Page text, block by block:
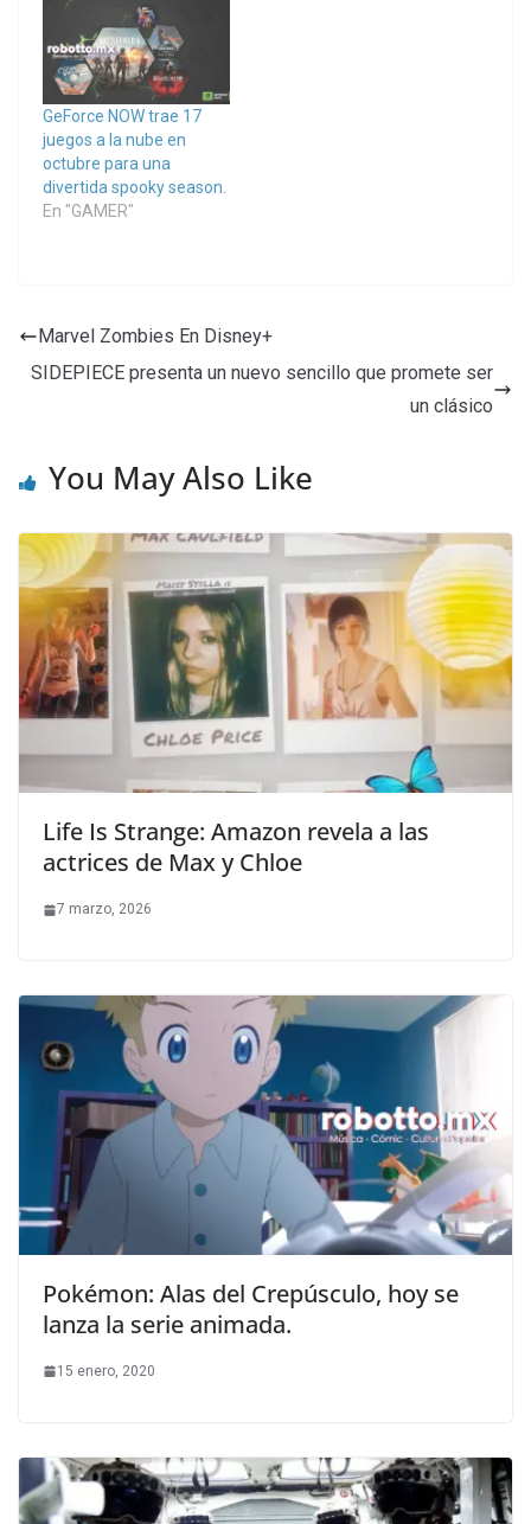
GeForce NOW trae 17
juegos a la nube en
octubre para una
divertida spooky season.
En "GAMER"
Marvel Zombies En Disney+
SIDEPIECE presenta un nuevo sencillo que promete ser
un clásico
You May Also Like
Life Is Strange: Amazon revela a las
actrices de Max y Chloe
7 marzo, 2026
Pokémon: Alas del Crepúsculo, hoy se
lanza la serie animada.
15 enero, 2020